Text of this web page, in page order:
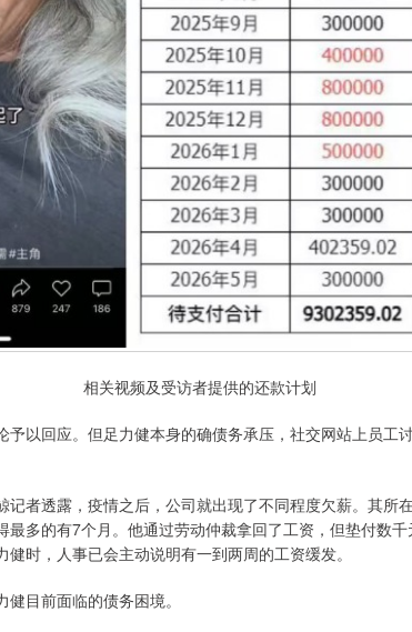
相关视频及受访者提供的还款计划
以回应。但足力健本身的确债务承压，社交网站上员工
者透露，疫情之后，公司就出现了不同程度欠薪。其所
最多的有7个月。他通过劳动仲裁拿回了工资，但垫付数
时，人事已会主动说明有一到两周的工资缓发。
目前面临的债务困境。